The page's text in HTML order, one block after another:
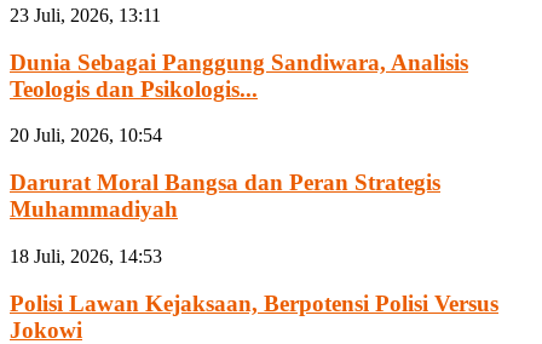
23 Juli, 2026, 13:11
Dunia Sebagai Panggung Sandiwara, Analisis
Teologis dan Psikologis...
20 Juli, 2026, 10:54
Darurat Moral Bangsa dan Peran Strategis
Muhammadiyah
18 Juli, 2026, 14:53
Polisi Lawan Kejaksaan, Berpotensi Polisi Versus
Jokowi